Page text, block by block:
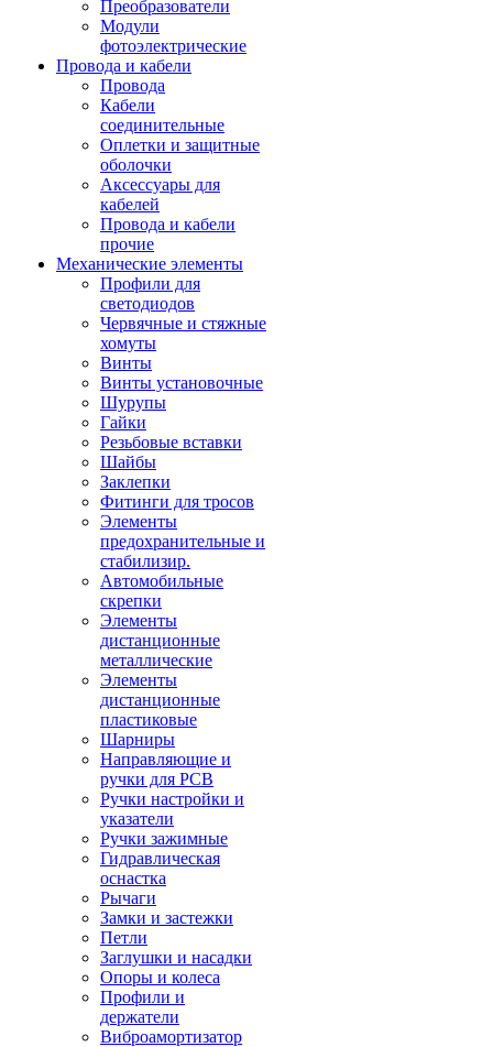
Преобразователи
Модули
фотоэлектрические
Провода и кабели
Провода
Кабели
соединительные
Оплетки и защитные
оболочки
Аксессуары для
кабелей
Провода и кабели
прочие
Механические элементы
Профили для
светодиодов
Червячные и стяжные
хомуты
Винты
Винты установочные
Шурупы
Гайки
Резьбовые вставки
Шайбы
Заклепки
Фитинги для тросов
Элементы
предохранительные и
стабилизир.
Автомобильные
скрепки
Элементы
дистанционные
металлические
Элементы
дистанционные
пластиковые
Шарниры
Направляющие и
ручки для PCB
Ручки настройки и
указатели
Ручки зажимные
Гидравлическая
оснастка
Рычаги
Замки и застежки
Петли
Заглушки и насадки
Опоры и колеса
Профили и
держатели
Виброамортизатор